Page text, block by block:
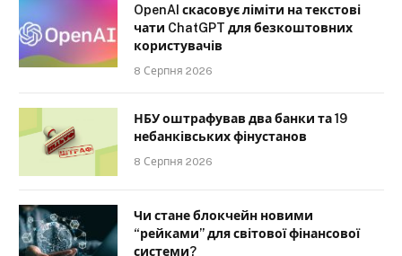
OpenAI скасовує ліміти на текстові
чати ChatGPT для безкоштовних
користувачів
8 Серпня 2026
НБУ оштрафував два банки та 19
небанківських фінустанов
8 Серпня 2026
Чи стане блокчейн новими
“рейками” для світової фінансової
системи?